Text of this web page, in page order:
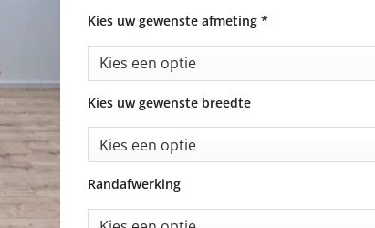
Kies uw gewenste afmeting *
Kies uw gewenste breedte
Randafwerking